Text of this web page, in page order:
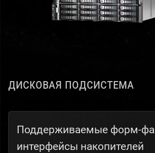
Дисковая подсистема
Поддерживаемые форм-
интерфейсы накопителей